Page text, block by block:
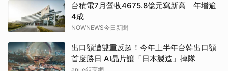
台積電7月營收4675.8億元寫新高 年增逾
4成
NOWNEWS今日新聞
出口額遭雙重反超！今年上半年台韓出口額
首度勝日 AI晶片讓「日本製造」掉隊